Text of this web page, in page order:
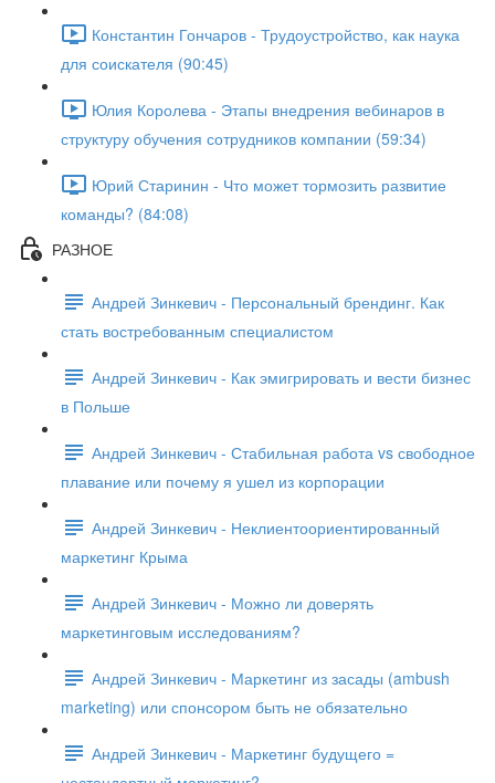
Константин Гончаров - Трудоустройство, как наука
для соискателя (90:45)
Юлия Королева - Этапы внедрения вебинаров в
структуру обучения сотрудников компании (59:34)
Юрий Старинин - Что может тормозить развитие
команды? (84:08)
РАЗНОЕ
Андрей Зинкевич - Персональный брендинг. Как
стать востребованным специалистом
Андрей Зинкевич - Как эмигрировать и вести бизнес
в Польше
Андрей Зинкевич - Стабильная работа vs свободное
плавание или почему я ушел из корпорации
Андрей Зинкевич - Неклиентоориентированный
маркетинг Крыма
Андрей Зинкевич - Можно ли доверять
маркетинговым исследованиям?
Андрей Зинкевич - Маркетинг из засады (ambush
marketing) или спонсором быть не обязательно
Андрей Зинкевич - Маркетинг будущего =